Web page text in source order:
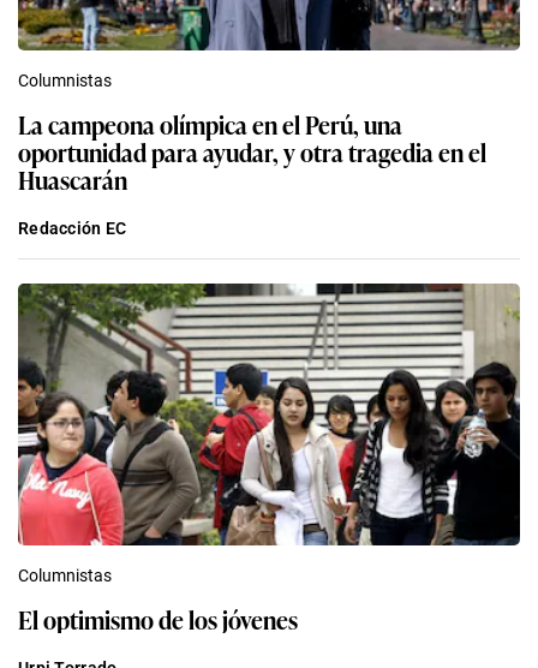
Columnistas
La campeona olímpica en el Perú, una
oportunidad para ayudar, y otra tragedia en el
Huascarán
Redacción EC
Columnistas
El optimismo de los jóvenes